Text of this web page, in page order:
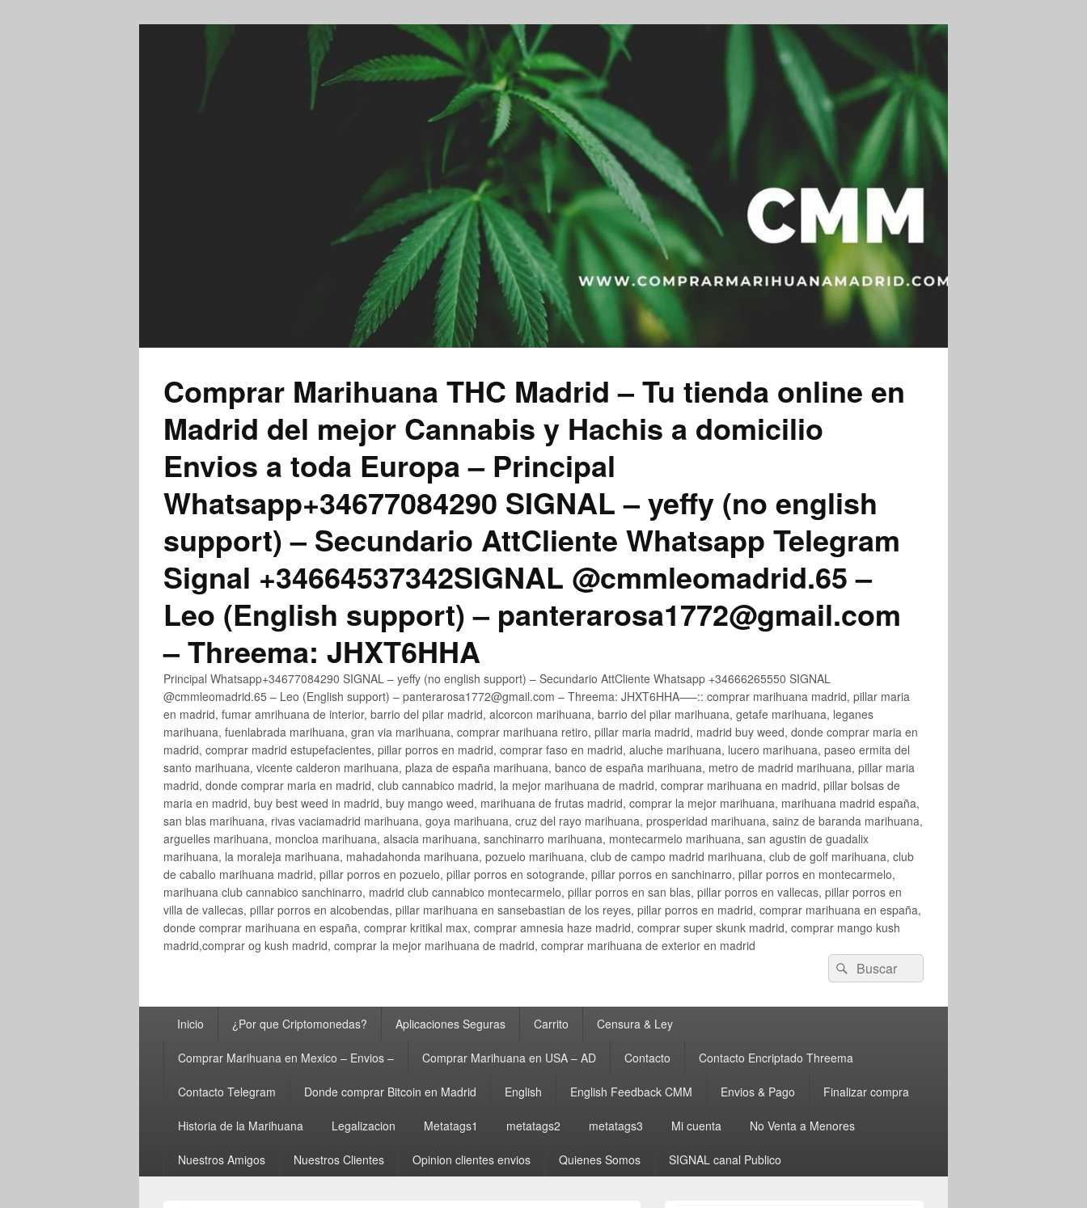
Comprar Marihuana THC Madrid – Tu tienda online en
Madrid del mejor Cannabis y Hachis a domicilio
Envios a toda Europa – Principal
Whatsapp+34677084290 SIGNAL – yeffy (no english
support) – Secundario AttCliente Whatsapp Telegram
Signal +34664537342SIGNAL @cmmleomadrid.65 –
Leo (English support) – panterarosa1772@gmail.com
– Threema: JHXT6HHA
Principal Whatsapp+34677084290 SIGNAL – yeffy (no english support) – Secundario AttCliente Whatsapp +34666265550 SIGNAL
@cmmleomadrid.65 – Leo (English support) – panterarosa1772@gmail.com – Threema: JHXT6HHA—–:: comprar marihuana madrid, pillar maria
en madrid, fumar amrihuana de interior, barrio del pilar madrid, alcorcon marihuana, barrio del pilar marihuana, getafe marihuana, leganes
marihuana, fuenlabrada marihuana, gran via marihuana, comprar marihuana retiro, pillar maria madrid, madrid buy weed, donde comprar maria en
madrid, comprar madrid estupefacientes, pillar porros en madrid, comprar faso en madrid, aluche marihuana, lucero marihuana, paseo ermita del
santo marihuana, vicente calderon marihuana, plaza de españa marihuana, banco de españa marihuana, metro de madrid marihuana, pillar maria
madrid, donde comprar maria en madrid, club cannabico madrid, la mejor marihuana de madrid, comprar marihuana en madrid, pillar bolsas de
maria en madrid, buy best weed in madrid, buy mango weed, marihuana de frutas madrid, comprar la mejor marihuana, marihuana madrid españa,
san blas marihuana, rivas vaciamadrid marihuana, goya marihuana, cruz del rayo marihuana, prosperidad marihuana, sainz de baranda marihuana,
arguelles marihuana, moncloa marihuana, alsacia marihuana, sanchinarro marihuana, montecarmelo marihuana, san agustin de guadalix
marihuana, la moraleja marihuana, mahadahonda marihuana, pozuelo marihuana, club de campo madrid marihuana, club de golf marihuana, club
de caballo marihuana madrid, pillar porros en pozuelo, pillar porros en sotogrande, pillar porros en sanchinarro, pillar porros en montecarmelo,
marihuana club cannabico sanchinarro, madrid club cannabico montecarmelo, pillar porros en san blas, pillar porros en vallecas, pillar porros en
villa de vallecas, pillar porros en alcobendas, pillar marihuana en sansebastian de los reyes, pillar porros en madrid, comprar marihuana en españa,
donde comprar marihuana en españa, comprar kritikal max, comprar amnesia haze madrid, comprar super skunk madrid, comprar mango kush
madrid,comprar og kush madrid, comprar la mejor marihuana de madrid, comprar marihuana de exterior en madrid
Buscar
por:
Buscar
principalInicio ¿Por que Criptomonedas? Aplicaciones Seguras Carrito Censura & Ley
Comprar Marihuana en Mexico – Envios – Comprar Marihuana en USA – AD Contacto Contacto Encriptado Threema
Contacto Telegram Donde comprar Bitcoin en Madrid English English Feedback CMM Envios & Pago Finalizar compra
Historia de la Marihuana Legalizacion Metatags1 metatags2 metatags3 Mi cuenta No Venta a Menores
Nuestros Amigos Nuestros Clientes Opinion clientes envios Quienes Somos SIGNAL canal Publico